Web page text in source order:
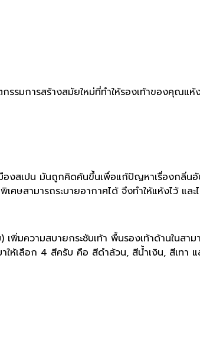
มการสร้างสมัยใหม่ที่ทำให้รองเท้าของคุณแห้ง
งสเปน มันถูกคิดค้นขึ้นเพื่อแก้ปัญหาเรื่องกลิ่นอั
ษสามารถระบายอากาศได้ จึงทำให้แห้งไว้ และ
พิ่มความสบายกระชับเท้า พื้นรองเท้าด้านในสา
ห้เลือก 4 สีครับ คือ สีดำล้วน, สีน้ำเงิน, สีเทา แ